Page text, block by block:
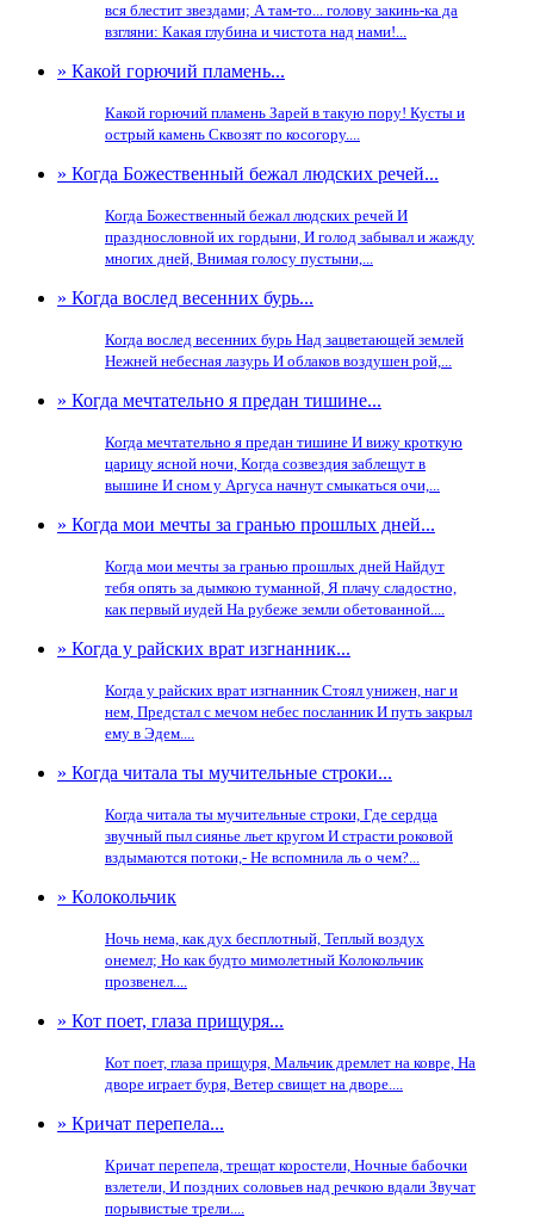
вся блестит звездами; А там-то... голову закинь-ка да
взгляни: Какая глубина и чистота над нами!...
» Какой горючий пламень...
Какой горючий пламень Зарей в такую пору! Кусты и
острый камень Сквозят по косогору....
» Когда Божественный бежал людских речей...
Когда Божественный бежал людских речей И
празднословной их гордыни, И голод забывал и жажду
многих дней, Внимая голосу пустыни,...
» Когда вослед весенних бурь...
Когда вослед весенних бурь Над зацветающей землей
Нежней небесная лазурь И облаков воздушен рой,...
» Когда мечтательно я предан тишине...
Когда мечтательно я предан тишине И вижу кроткую
царицу ясной ночи, Когда созвездия заблещут в
вышине И сном у Аргуса начнут смыкаться очи,...
» Когда мои мечты за гранью прошлых дней...
Когда мои мечты за гранью прошлых дней Найдут
тебя опять за дымкою туманной, Я плачу сладостно,
как первый иудей На рубеже земли обетованной....
» Когда у райских врат изгнанник...
Когда у райских врат изгнанник Стоял унижен, наг и
нем, Предстал с мечом небес посланник И путь закрыл
ему в Эдем....
» Когда читала ты мучительные строки...
Когда читала ты мучительные строки, Где сердца
звучный пыл сиянье льет кругом И страсти роковой
вздымаются потоки,- Не вспомнила ль о чем?...
» Колокольчик
Ночь нема, как дух бесплотный, Теплый воздух
онемел; Но как будто мимолетный Колокольчик
прозвенел....
» Кот поет, глаза прищуря...
Кот поет, глаза прищуря, Мальчик дремлет на ковре, На
дворе играет буря, Ветер свищет на дворе....
» Кричат перепела...
Кричат перепела, трещат коростели, Ночные бабочки
взлетели, И поздних соловьев над речкою вдали Звучат
порывистые трели....